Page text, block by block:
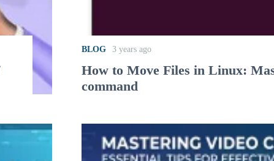
BLOG 3 years ago
How to Move Files in Linux:
command